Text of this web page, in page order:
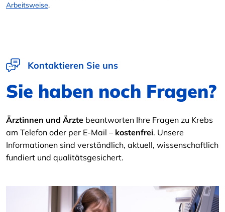
Arbeitsweise.
Kontaktieren Sie uns
Sie haben noch Fragen?
Ärztinnen und Ärzte beantworten Ihre Fragen zu Krebs
am Telefon oder per E-Mail – kostenfrei. Unsere
Informationen sind verständlich, aktuell, wissenschaftlich
fundiert und qualitätsgesichert.